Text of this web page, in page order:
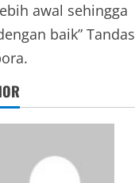
awal sehingga
baik” Tandas